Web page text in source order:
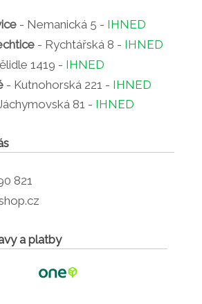
- Nemanická 5 - IHNED
- Rychtářská 8 - IHNED
1419 - IHNED
- Kutnohorská 221 - IHNED
81 - IHNED
821
a platby